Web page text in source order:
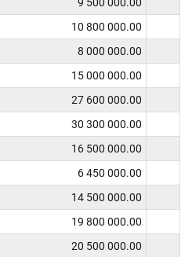
10 800 000.00
8 000 000.00
15 000 000.00
27 600 000.00
30 300 000.00
16 500 000.00
6 450 000.00
14 500 000.00
19 800 000.00
20 500 000.00